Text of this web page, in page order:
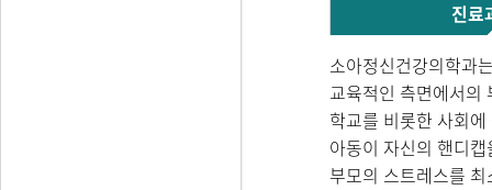
진료
소아정신건강의학과
교육적인 측면에서의
학교를 비롯한 사회
아동이 자신의 핸디
부모의 스트레스를